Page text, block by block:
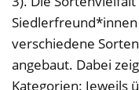
verschiedene
angebaut. Dabei
Kategorien: Jeweils